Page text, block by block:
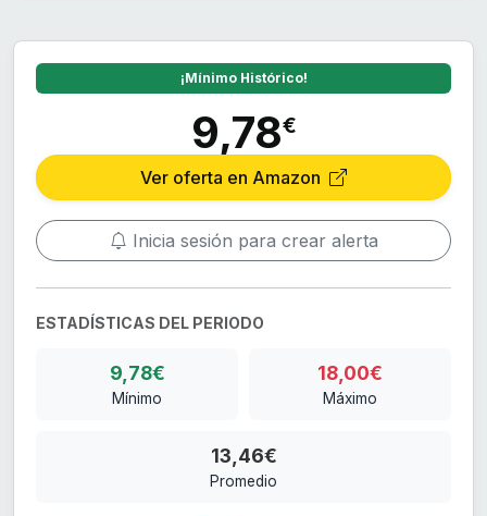
¡Mínimo Histórico!
9,78€
Ver oferta en Amazon
Inicia sesión para crear alerta
ESTADÍSTICAS DEL PERIODO
9,78€
Mínimo
18,00€
Máximo
13,46€
Promedio